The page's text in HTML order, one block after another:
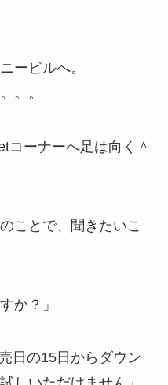
ービルへ。
。。
コーナーへ足は向く＾
ことで、聞きたいこ
か？」
日の15日からダウン